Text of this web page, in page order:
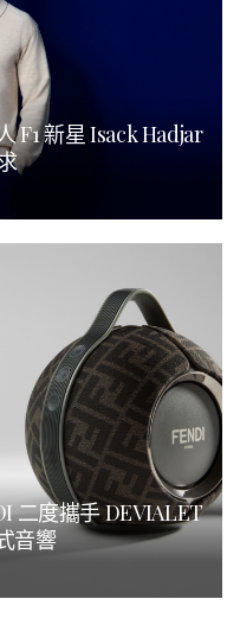
F1 新星 Isack Hadjar
二度攜手 DEVIALET
音響